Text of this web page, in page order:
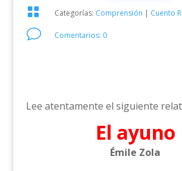
 Categorías: Comprensión | Cuento
v Comentarios: 0
Lee atentamente el siguiente
El ayuno
Émile Zola